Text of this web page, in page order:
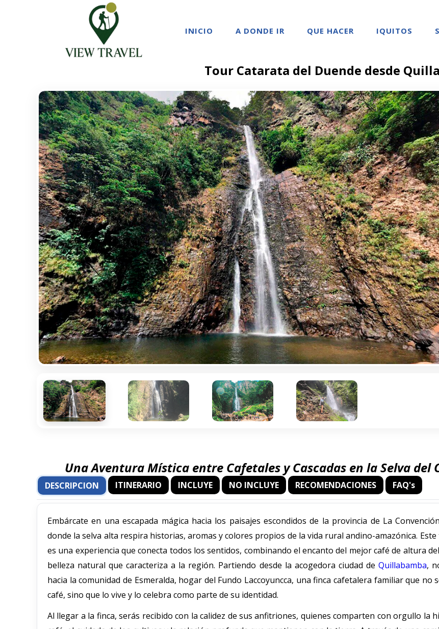
INICIO A DONDE IR QUE HACER IQUITOS
Tour Catarata del Duende desde
Una Aventura Mística entre Cafetales y Cascadas en la Selva del
DESCRIPCION ITINERARIO INCLUYE NO INCLUYE RECOMENDACIONES FAQ's
Embárcate en una escapada mágica hacia los paisajes escondidos de la provincia de La
donde la selva alta respira historias, aromas y colores propios de la vida rural andino-amazónica.
es una experiencia que conecta todos los sentidos, combinando el encanto del mejor café de altura
belleza natural que caracteriza a la región. Partiendo desde la acogedora ciudad de Quillabamba,
hacia la comunidad de Esmeralda, hogar del Fundo Laccoyuncca, una finca cafetalera familiar que no
café, sino que lo vive y lo celebra como parte de su identidad.
Al llegar a la finca, serás recibido con la calidez de sus anfitriones, quienes comparten con orgullo la